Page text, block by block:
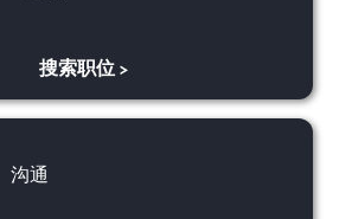
搜索职位>
​​​​​​​沟通